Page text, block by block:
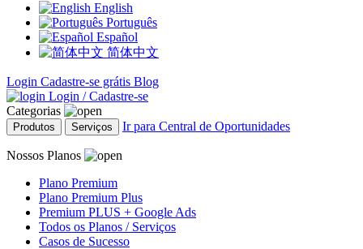
English
Português
Español
简体中文
Login Cadastre-se grátis Blog
Login / Cadastre-se
Categorias
Produtos Serviços Ir para Central de Oportunidades
Nossos Planos
Plano Premium
Plano Premium Plus
Premium PLUS + Google Ads
Todos os Planos / Serviços
Casos de Sucesso